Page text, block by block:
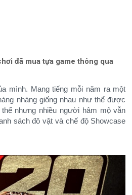
đã mua tựa game thông qua
mình. Mang tiếng mỗi năm ra một
nhàng giống nhau như thể được
nhưng nhiều người hâm mộ vẫn
sách đô vật và chế độ Showcase